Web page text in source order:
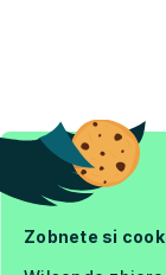
Zobnete si